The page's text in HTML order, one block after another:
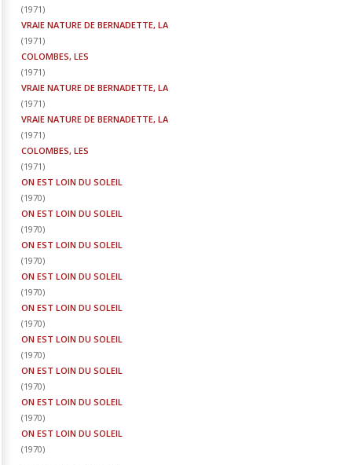
(1971)
VRAIE NATURE DE BERNADETTE, LA
(1971)
COLOMBES, LES
(1971)
VRAIE NATURE DE BERNADETTE, LA
(1971)
VRAIE NATURE DE BERNADETTE, LA
(1971)
COLOMBES, LES
(1971)
ON EST LOIN DU SOLEIL
(1970)
ON EST LOIN DU SOLEIL
(1970)
ON EST LOIN DU SOLEIL
(1970)
ON EST LOIN DU SOLEIL
(1970)
ON EST LOIN DU SOLEIL
(1970)
ON EST LOIN DU SOLEIL
(1970)
ON EST LOIN DU SOLEIL
(1970)
ON EST LOIN DU SOLEIL
(1970)
ON EST LOIN DU SOLEIL
(1970)